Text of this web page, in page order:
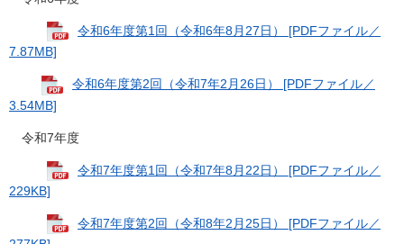
​​令和6年度第1回（令和6年8月27日） [PDFファイル／
7.87MB]
​​令和6年度第2回（令和7年2月26日） [PDFファイル／
3.54MB]
令和7年度
令和7年度第1回（令和7年8月22日） [PDFファイル／
229KB]
令和7年度第2回（令和8年2月25日） [PDFファイル／